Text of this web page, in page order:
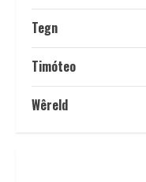
Tegn
Timóteo
Wêreld